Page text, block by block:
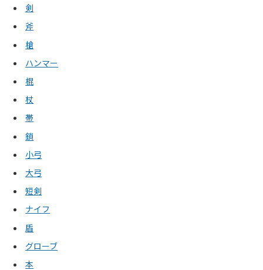
剣
斧
槍
ハンマー
棍
杖
帯
鎖
小弓
大弓
短剣
ナイフ
盾
グローブ
本